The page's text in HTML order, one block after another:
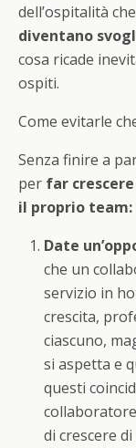
dell’ospitalità
diventano
cosa ricade
ospiti.
Come evitarle
Senza finire a
per far
il proprio team:
Date
che un
servizio in
crescita,
ciascuno,
si aspetta e
questi
di crescere